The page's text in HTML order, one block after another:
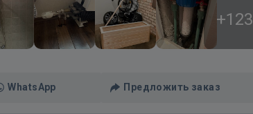
+123
WhatsApp Предложить заказ